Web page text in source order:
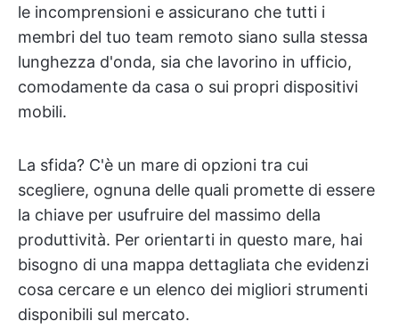
le incomprensioni e assicurano che tutti i
membri del tuo team remoto siano sulla stessa
lunghezza d'onda, sia che lavorino in ufficio,
comodamente da casa o sui propri dispositivi
mobili.
La sfida? C'è un mare di opzioni tra cui
scegliere, ognuna delle quali promette di essere
la chiave per usufruire del massimo della
produttività. Per orientarti in questo mare, hai
bisogno di una mappa dettagliata che evidenzi
cosa cercare e un elenco dei migliori strumenti
disponibili sul mercato.